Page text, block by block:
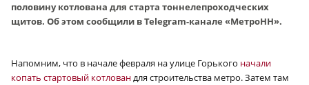
половину котлована для старта тоннелепроходческих
щитов. Об этом сообщили в Telegram-канале «МетроНН».
Напомним, что в начале февраля на улице Горького начали
копать стартовый котловандля строительства метро. Затем там